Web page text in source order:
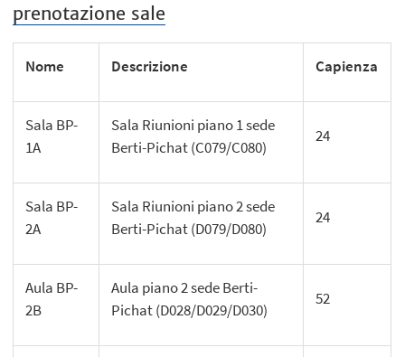
prenotazione sale
Nome Descrizione Capienza
Sala BP-
1A
Sala Riunioni piano 1 sede
Berti-Pichat (C079/C080)
24
Sala BP-
2A
Sala Riunioni piano 2 sede
Berti-Pichat (D079/D080)
24
Aula BP-
2B
Aula piano 2 sede Berti-
Pichat (D028/D029/D030)
52